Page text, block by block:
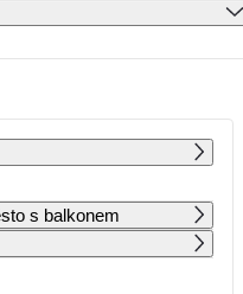
PÁ SO NE
s balkonem